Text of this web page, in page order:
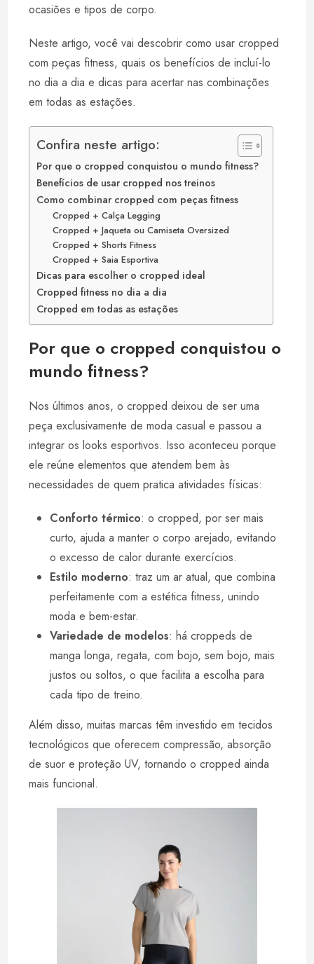
ocasiões e tipos de corpo.
Neste artigo, você vai descobrir como usar cropped
com peças fitness, quais os benefícios de incluí-lo
no dia a dia e dicas para acertar nas combinações
em todas as estações.
Confira neste artigo:
Por que o cropped conquistou o mundo fitness?
Benefícios de usar cropped nos treinos
Como combinar cropped com peças fitness
Cropped + Calça Legging
Cropped + Jaqueta ou Camiseta Oversized
Cropped + Shorts Fitness
Cropped + Saia Esportiva
Dicas para escolher o cropped ideal
Cropped fitness no dia a dia
Cropped em todas as estações
Por que o cropped conquistou o
mundo fitness?
Nos últimos anos, o cropped deixou de ser uma
peça exclusivamente de moda casual e passou a
integrar os looks esportivos. Isso aconteceu porque
ele reúne elementos que atendem bem às
necessidades de quem pratica atividades físicas:
Conforto térmico: o cropped, por ser mais
curto, ajuda a manter o corpo arejado, evitando
o excesso de calor durante exercícios.
Estilo moderno: traz um ar atual, que combina
perfeitamente com a estética fitness, unindo
moda e bem-estar.
Variedade de modelos: há croppeds de
manga longa, regata, com bojo, sem bojo, mais
justos ou soltos, o que facilita a escolha para
cada tipo de treino.
Além disso, muitas marcas têm investido em tecidos
tecnológicos que oferecem compressão, absorção
de suor e proteção UV, tornando o cropped ainda
mais funcional.